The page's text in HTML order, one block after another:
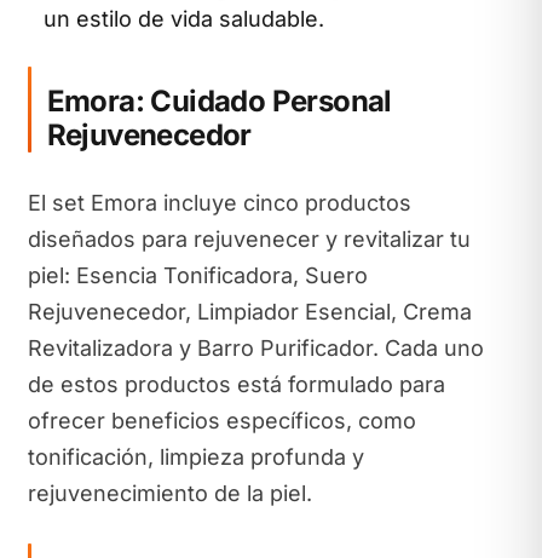
un estilo de vida saludable.
Emora: Cuidado Personal
Rejuvenecedor
El set Emora incluye cinco productos
diseñados para rejuvenecer y revitalizar tu
piel: Esencia Tonificadora, Suero
Rejuvenecedor, Limpiador Esencial, Crema
Revitalizadora y Barro Purificador. Cada uno
de estos productos está formulado para
ofrecer beneficios específicos, como
tonificación, limpieza profunda y
rejuvenecimiento de la piel.